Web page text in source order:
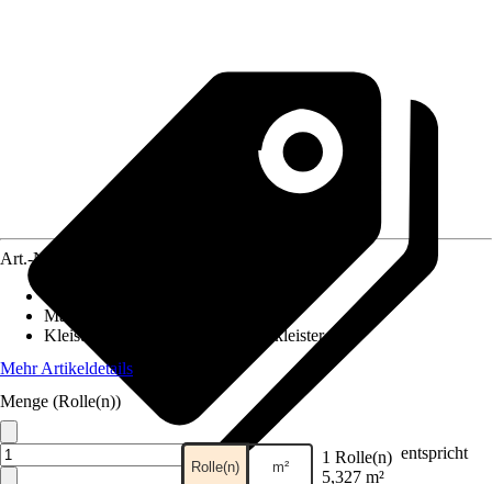
Art.-Nr.
Maße (BxH)
Kleisterempfehlung
Vliestapetenkleister
Mehr Artikeldetails
Menge (Rolle(n))
Rolle(n) m² 1 Rolle(n) entspricht
5,327 m²